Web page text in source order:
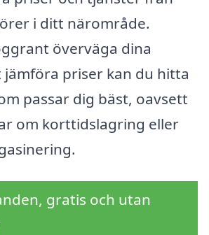
i ditt närområde.
överväga dina
jämföra priser kan du hitta
passar dig bäst, oavsett
om korttidslagring eller
gratis och utan